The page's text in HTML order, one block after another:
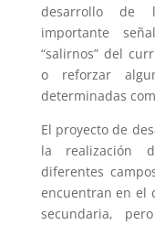
desarrollo de
importante
“salirnos” del
o reforzar
determinadas
El proyecto de
la realización
diferentes
encuentran en el
secundaria,